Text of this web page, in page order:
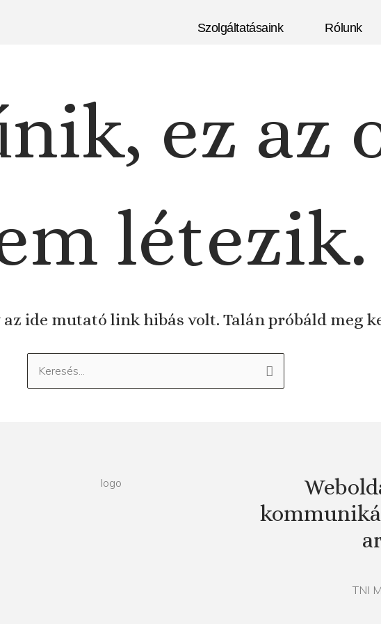
Szolgáltatásaink Rólunk
ez az
létezik.
ide mutató link hibás volt. Talán próbáld meg
Keresés:
TNI